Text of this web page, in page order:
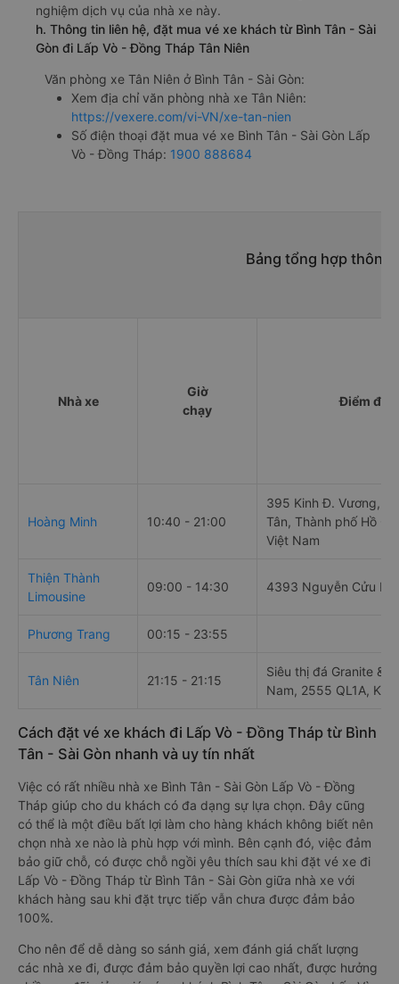
nghiệm dịch vụ của nhà xe này.
h. Thông tin liên hệ, đặt mua vé xe khách từ Bình Tân - Sài
Gòn đi Lấp Vò - Đồng Tháp Tân Niên
Văn phòng xe Tân Niên ở Bình Tân - Sài Gòn:
Xem địa chỉ văn phòng nhà xe Tân Niên:
https://vexere.com/vi-VN/xe-tan-nien
Số điện thoại đặt mua vé xe Bình Tân - Sài Gòn Lấp
Vò - Đồng Tháp: 1900 888684
Bảng tổng hợp thông
Nhà xe
Giờ
chạy
Điểm đi
Hoàng Minh 10:40 - 21:00
395 Kinh Đ. Vương,
Tân, Thành phố Hồ
Việt Nam
Thiện Thành
Limousine
09:00 - 14:30 4393 Nguyễn Cửu
Phương Trang 00:15 - 23:55
Tân Niên 21:15 - 21:15
Siêu thị đá Granite &
Nam, 2555 QL1A, Khu
Cách đặt vé xe khách đi Lấp Vò - Đồng Tháp từ Bình
Tân - Sài Gòn nhanh và uy tín nhất
Việc có rất nhiều nhà xe Bình Tân - Sài Gòn Lấp Vò - Đồng
Tháp giúp cho du khách có đa dạng sự lựa chọn. Đây cũng
có thể là một điều bất lợi làm cho hàng khách không biết nên
chọn nhà xe nào là phù hợp với mình. Bên cạnh đó, việc đảm
bảo giữ chỗ, có được chỗ ngồi yêu thích sau khi đặt vé xe đi
Lấp Vò - Đồng Tháp từ Bình Tân - Sài Gòn giữa nhà xe với
khách hàng sau khi đặt trực tiếp vẫn chưa được đảm bảo
100%.
Cho nên để dễ dàng so sánh giá, xem đánh giá chất lượng
các nhà xe đi, được đảm bảo quyền lợi cao nhất, được hưởng